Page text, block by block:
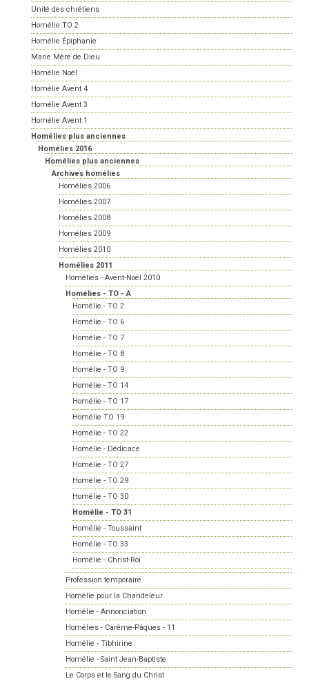
Unité des chrétiens
Homélie TO 2
Homélie Épiphanie
Marie Mère de Dieu
Homélie Noël
Homélie Avent 4
Homélie Avent 3
Homélie Avent 1
Homélies plus anciennes
Homélies 2016
Homélies plus anciennes
Archives homélies
Homélies 2006
Homélies 2007
Homélies 2008
Homélies 2009
Homélies 2010
Homélies 2011
Homélies - Avent-Noël 2010
Homélies - TO - A
Homélie - TO 2
Homélie - TO 6
Homélie - TO 7
Homélie - TO 8
Homélie - TO 9
Homélie - TO 14
Homélie - TO 17
Homélie TO 19
Homélie - TO 22
Homélie - Dédicace
Homélie - TO 27
Homélie - TO 29
Homélie - TO 30
Homélie - TO 31
Homélie - Toussaint
Homélie - TO 33
Homélie - Christ-Roi
Profession temporaire
Homélie pour la Chandeleur
Homélie - Annonciation
Homélies - Carême-Pâques - 11
Homélie - Tibhirine
Homélie - Saint Jean-Baptiste
Le Corps et le Sang du Christ